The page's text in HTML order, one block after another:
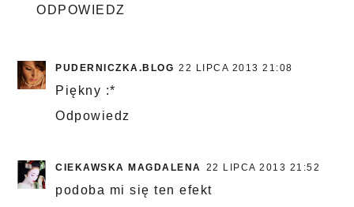
ODPOWIEDZ
PUDERNICZKA.BLOG 22 LIPCA 2013 21:08
Piękny :*
Odpowiedz
CIEKAWSKA MAGDALENA 22 LIPCA 2013 21:52
podoba mi się ten efekt